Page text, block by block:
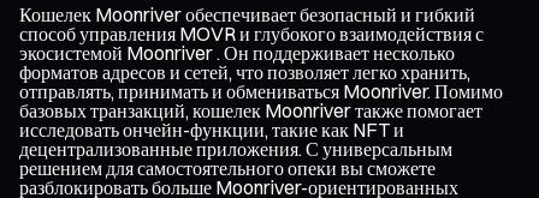
Кошелек Moonriver обеспечивает безопасный и гибкий
способ управления MOVR и глубокого взаимодействия с
экосистемой Moonriver . Он поддерживает несколько
форматов адресов и сетей, что позволяет легко хранить,
отправлять, принимать и обмениваться Moonriver. Помимо
базовых транзакций, кошелек Moonriver также помогает
исследовать ончейн-функции, такие как NFT и
децентрализованные приложения. С универсальным
решением для самостоятельного опеки вы сможете
разблокировать больше Moonriver-ориентированных